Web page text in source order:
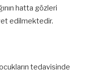
hatta gözleri
edilmektedir.
tedavisinde